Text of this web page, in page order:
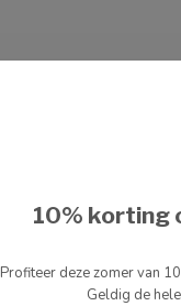
10% korting
Profiteer deze zomer van
Geldig de